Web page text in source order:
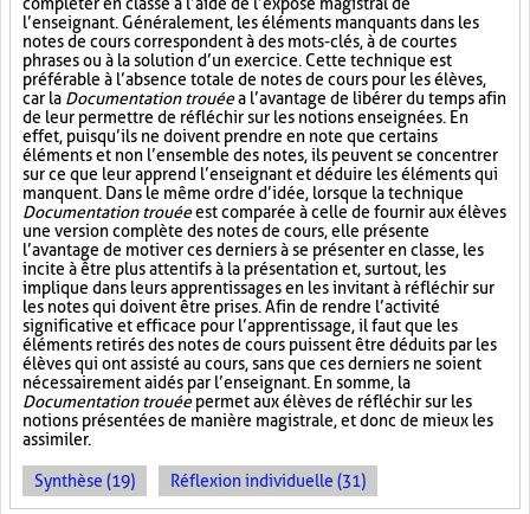
l’enseignant. Généralement, les éléments manquants dans les
notes de cours correspondent à des mots-clés, à de courtes
phrases ou à la solution d’un exercice. Cette technique est
préférable à l’absence totale de notes de cours pour les élèves,
car la Documentation trouéea l’avantage de libérer du temps afin
de leur permettre de réfléchir sur les notions enseignées. En
effet, puisqu’ils ne doivent prendre en note que certains
éléments et non l’ensemble des notes, ils peuvent se concentrer
sur ce que leur apprend l’enseignant et déduire les éléments qui
manquent. Dans le même ordre d’idée, lorsque la technique
Documentation trouéeest comparée à celle de fournir aux élèves
une version complète des notes de cours, elle présente
l’avantage de motiver ces derniers à se présenter en classe, les
incite à être plus attentifs à la présentation et, surtout, les
implique dans leurs apprentissages en les invitant à réfléchir sur
les notes qui doivent être prises. Afin de rendre l’activité
significative et efficace pour l’apprentissage, il faut que les
éléments retirés des notes de cours puissent être déduits par les
élèves qui ont assisté au cours, sans que ces derniers ne soient
nécessairement aidés par l’enseignant. En somme, la
Documentation trouéepermet aux élèves de réfléchir sur les
notions présentées de manière magistrale, et donc de mieux les
assimiler.
Synthèse (19) Réflexion individuelle (31)